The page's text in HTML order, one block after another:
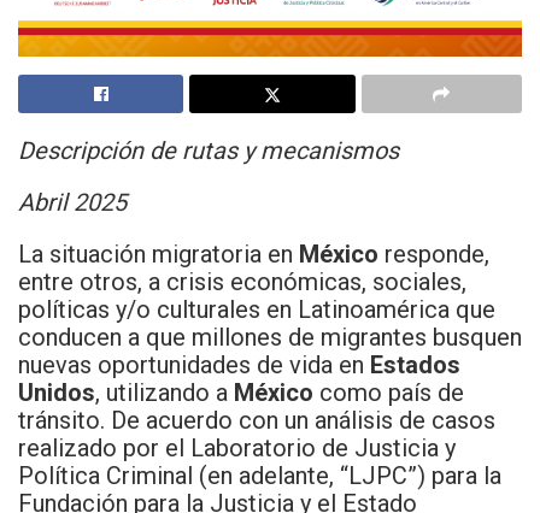
Descripción de rutas y mecanismos
Abril 2025
La situación migratoria en México responde,
entre otros, a crisis económicas, sociales,
políticas y/o culturales en Latinoamérica que
conducen a que millones de migrantes busquen
nuevas oportunidades de vida en Estados
Unidos, utilizando a México como país de
tránsito. De acuerdo con un análisis de casos
realizado por el Laboratorio de Justicia y
Política Criminal (en adelante, “LJPC”) para la
Fundación para la Justicia y el Estado